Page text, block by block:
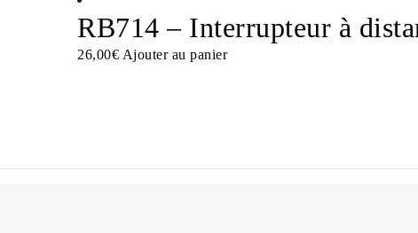
RB714 – Interrupteur à
26,00€ Ajouter au panier